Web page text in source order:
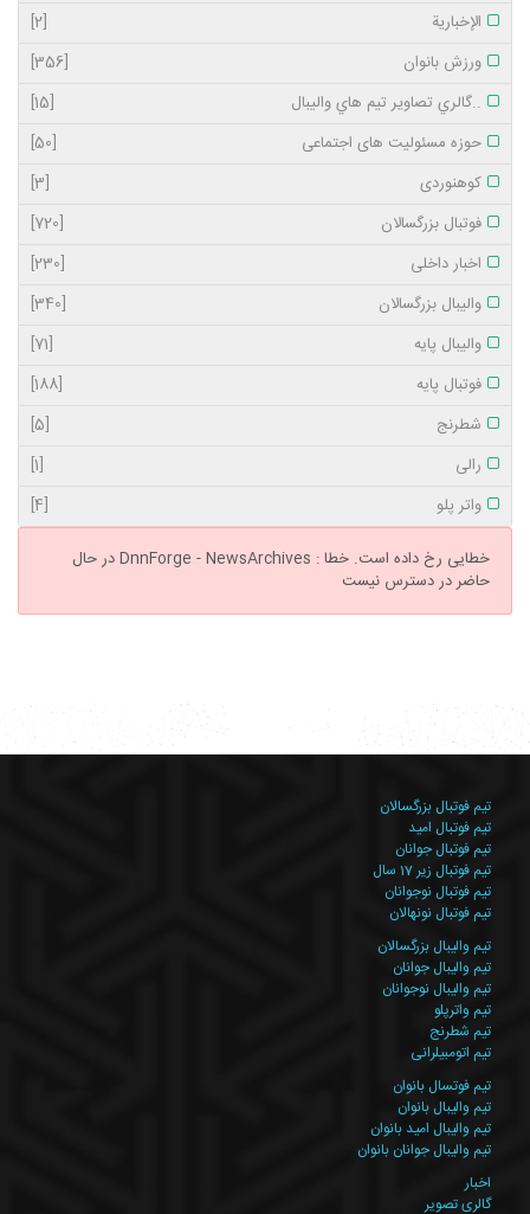
الإخبارية
[2]
ورزش بانوان
[356]
..گالري تصاوير تيم هاي واليبال
[15]
حوزه مسئولیت های اجتماعی
[50]
کوهنوردی
[3]
فوتبال بزرگسالان
[720]
اخبار داخلی
[230]
والیبال بزرگسالان
[340]
والیبال پایه
[71]
فوتبال پایه
[188]
شطرنج
[5]
رالی
[1]
واتر پلو
[4]
خطایی رخ داده است.
خطا : DnnForge - NewsArchives در حال
حاضر در دسترس نیست
تیم فوتبال بزرگسالان
تیم فوتبال امید
تیم فوتبال جوانان
تیم فوتبال زیر 17 سال
تیم فوتبال نوجوانان
تیم فوتبال نونهالان
تیم والیبال بزرگسالان
تیم والیبال جوانان
تیم والیبال نوجوانان
تیم واترپلو
تیم شطرنج
تیم اتومبیلرانی
تیم فوتسال بانوان
تیم والیبال بانوان
تیم والیبال امید بانوان
تیم والیبال جوانان بانوان
اخبار
گالری‌ تصوير